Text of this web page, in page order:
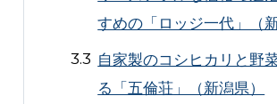
すめの「ロッジ一代」（新
自家製のコシヒカリと野
る「五倫荘」（新潟県）